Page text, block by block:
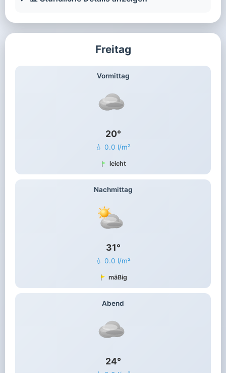
Freitag
Vormittag
20°
💧 0.0 l/m²
leicht
Nachmittag
31°
💧 0.0 l/m²
mäßig
Abend
24°